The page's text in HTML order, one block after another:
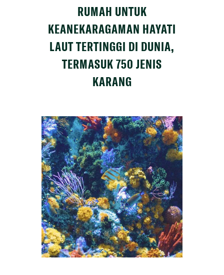
RUMAH UNTUK
KEANEKARAGAMAN HAYATI
LAUT TERTINGGI DI DUNIA,
TERMASUK 750 JENIS
KARANG